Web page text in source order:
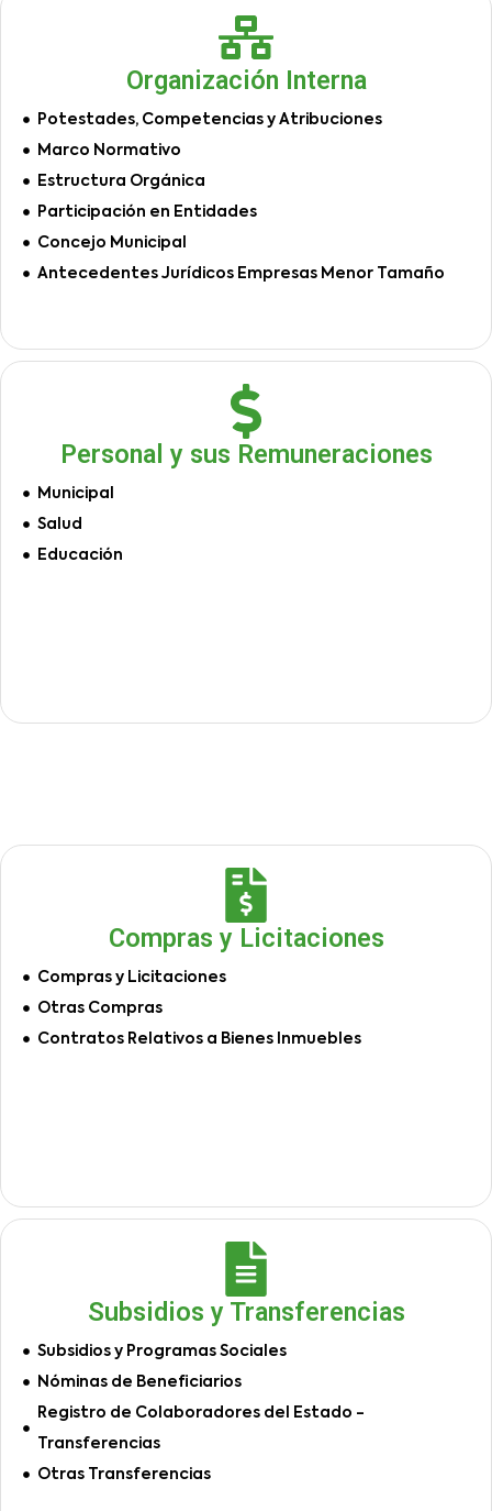
Organización Interna
Potestades, Competencias y Atribuciones
Marco Normativo
Estructura Orgánica
Participación en Entidades
Concejo Municipal
Antecedentes Jurídicos Empresas Menor Tamaño
Personal y sus Remuneraciones
Municipal
Salud
Educación
Compras y Licitaciones
Compras y Licitaciones
Otras Compras
Contratos Relativos a Bienes Inmuebles
Subsidios y Transferencias
Subsidios y Programas Sociales
Nóminas de Beneficiarios
Registro de Colaboradores del Estado -
Transferencias
Otras Transferencias